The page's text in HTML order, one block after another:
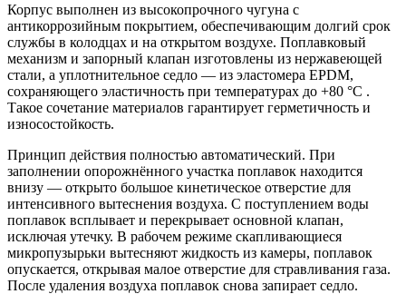
Корпус выполнен из высокопрочного чугуна с
антикоррозийным покрытием, обеспечивающим долгий срок
службы в колодцах и на открытом воздухе. Поплавковый
механизм и запорный клапан изготовлены из нержавеющей
стали, а уплотнительное седло — из эластомера EPDM,
сохраняющего эластичность при температурах до +80 °C .
Такое сочетание материалов гарантирует герметичность и
износостойкость.
Принцип действия полностью автоматический. При
заполнении опорожнённого участка поплавок находится
внизу — открыто большое кинетическое отверстие для
интенсивного вытеснения воздуха. С поступлением воды
поплавок всплывает и перекрывает основной клапан,
исключая утечку. В рабочем режиме скапливающиеся
микропузырьки вытесняют жидкость из камеры, поплавок
опускается, открывая малое отверстие для стравливания газа.
После удаления воздуха поплавок снова запирает седло.